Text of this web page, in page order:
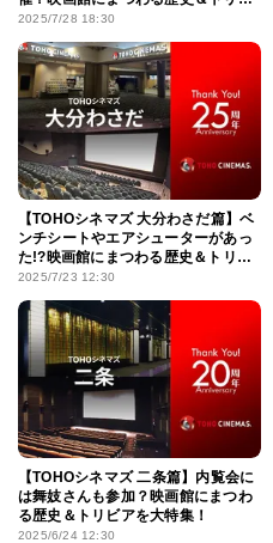
アを大特集！
2025/7/28 18:30
【TOHOシネマズ 大分わさだ篇】ベ
ンチシートやエアシューターがあっ
た!?映画館にまつわる歴史＆トリビ
アを大特集
2025/7/23 12:30
【TOHOシネマズ 二条篇】内覧会に
は舞妓さんも参加？映画館にまつわ
る歴史＆トリビアを大特集！
2025/6/24 12:30